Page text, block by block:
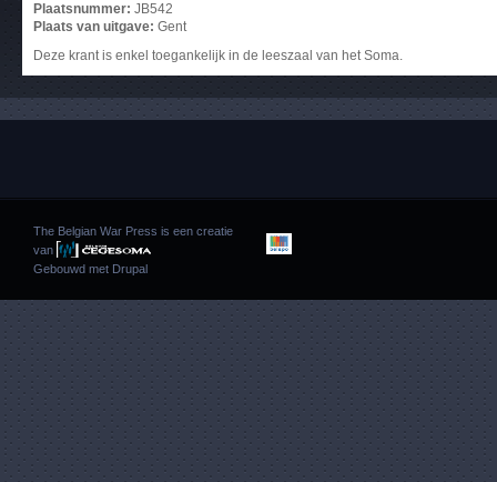
Plaatsnummer: JB542
Plaats van uitgave: Gent
Deze krant is enkel toegankelijk in de leeszaal van het Soma.
The Belgian War Press is een creatie
van
Gebouwd met Drupal